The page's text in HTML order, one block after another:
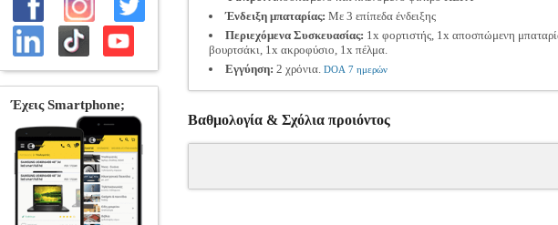
Ένδειξη μπαταρίας: Με 3 επίπεδα ένδειξης
Περιεχόμενα Συσκευασίας: 1x φορτιστής, 1x αποσπώμενη
βουρτσάκι, 1x ακροφύσιο, 1x πέλμα.
Εγγύηση: 2 χρόνια. DOA 7 ημερών
Βαθμολογία & Σχόλια προιόντος